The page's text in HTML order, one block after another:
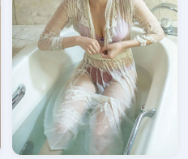
雨
巷
回
响
94
万